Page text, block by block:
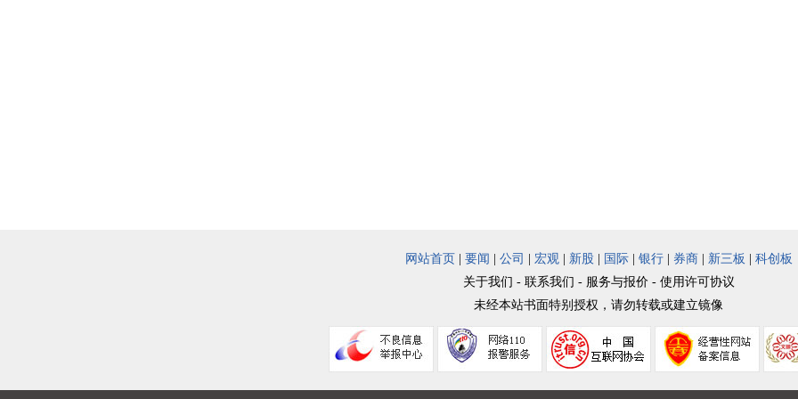
网站首页 要闻 公司 宏观| 新股| 国际| 银行| 券商| 新三板
科创板
关于我们 - 联系我们 - 服务与报价 - 使用许可协议
未经本站书面特别授权，请勿转载或建立镜像